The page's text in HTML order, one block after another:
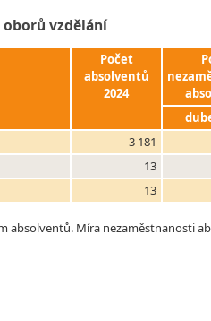
vzdělání
Počet
absolventů
2024
3 181
13
13
absolventů. Míra nezaměstnanosti